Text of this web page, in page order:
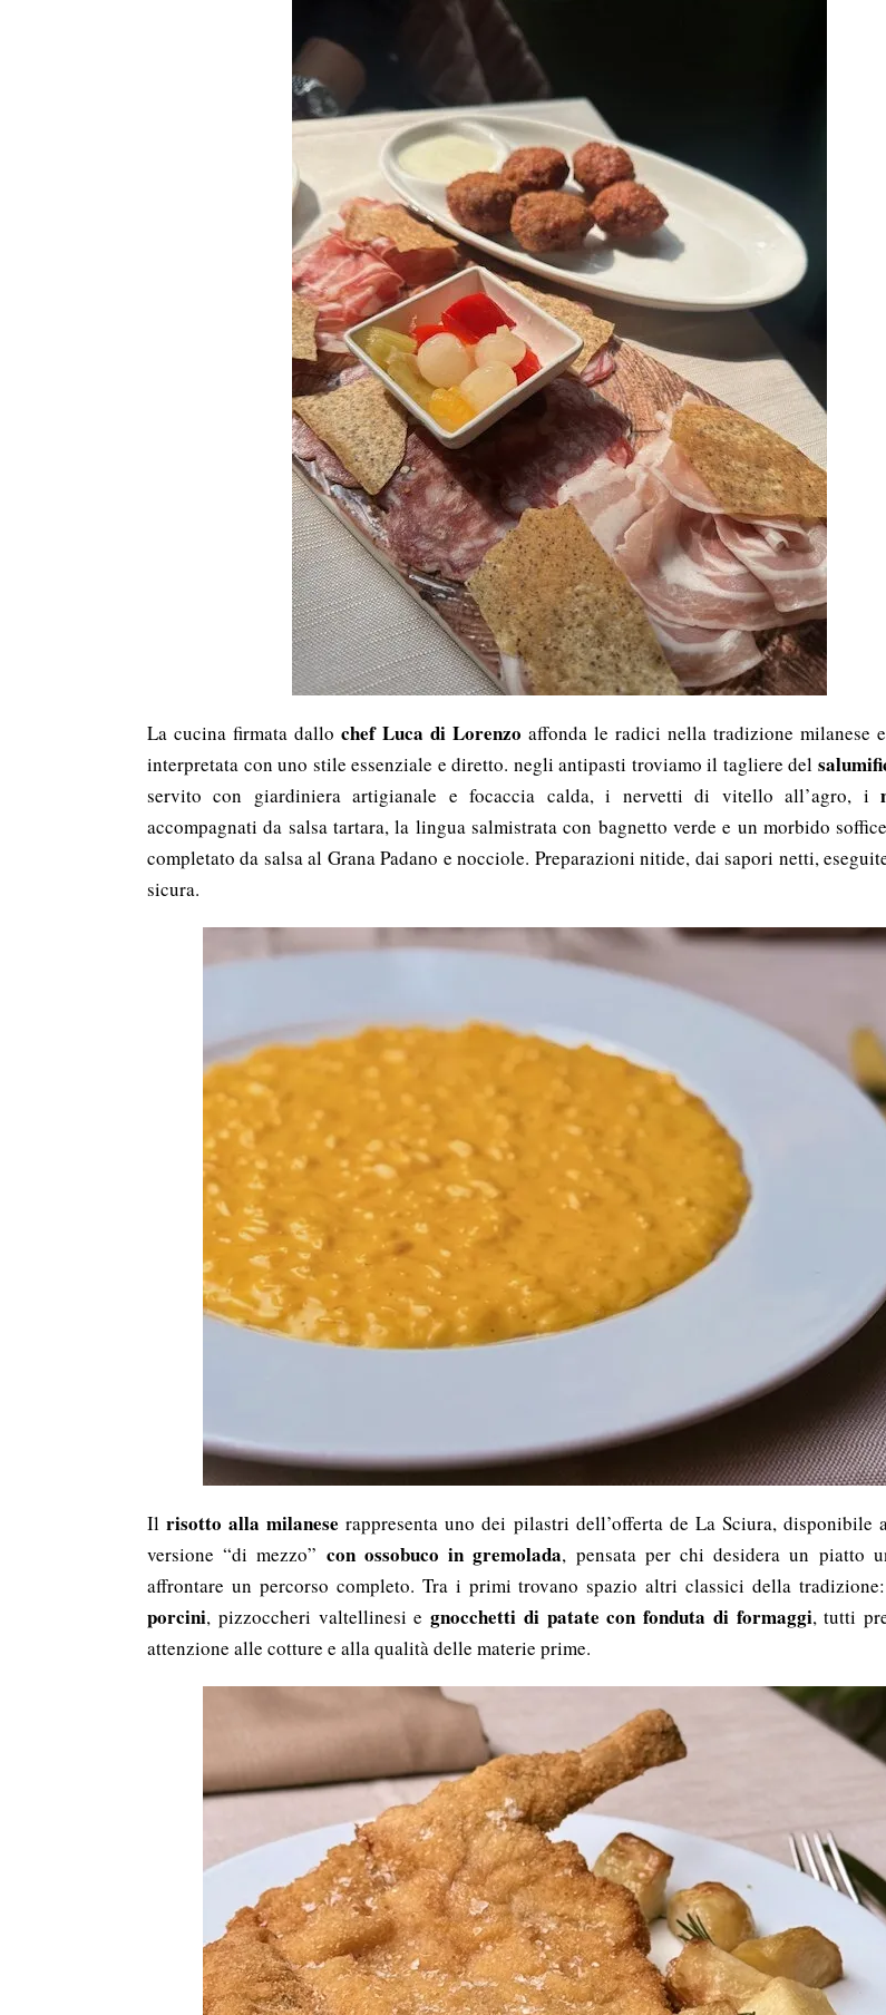
La cucina firmata dallo chef Luca di Lorenzo affonda le radici nella tradizione milanese
interpretata con uno stile essenziale e diretto. negli antipasti troviamo il tagliere del
servito con giardiniera artigianale e focaccia calda, i nervetti di vitello all’agro, i
accompagnati da salsa tartara, la lingua salmistrata con bagnetto verde e un morbido
completato da salsa al Grana Padano e nocciole. Preparazioni nitide, dai sapori netti,
sicura.
Ilrisotto alla milanese rappresenta uno dei pilastri dell’offerta de La Sciura, disponibile
versione “di mezzo” con ossobuco in gremolada, pensata per chi desidera un piatto
affrontare un percorso completo. Tra i primi trovano spazio altri classici della
porcini, pizzoccheri valtellinesi egnocchetti di patate con fonduta di formaggi, tutti
attenzione alle cotture e alla qualità delle materie prime.